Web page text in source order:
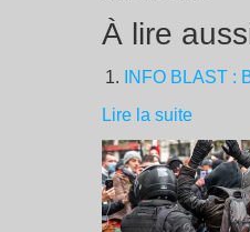
À lire
INFO BLAST :
Lire la suite